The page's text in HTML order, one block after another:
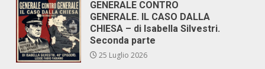
GENERALE CONTRO
GENERALE. IL CASO DALLA
CHIESA – di Isabella Silvestri.
Seconda parte
25 Luglio 2026